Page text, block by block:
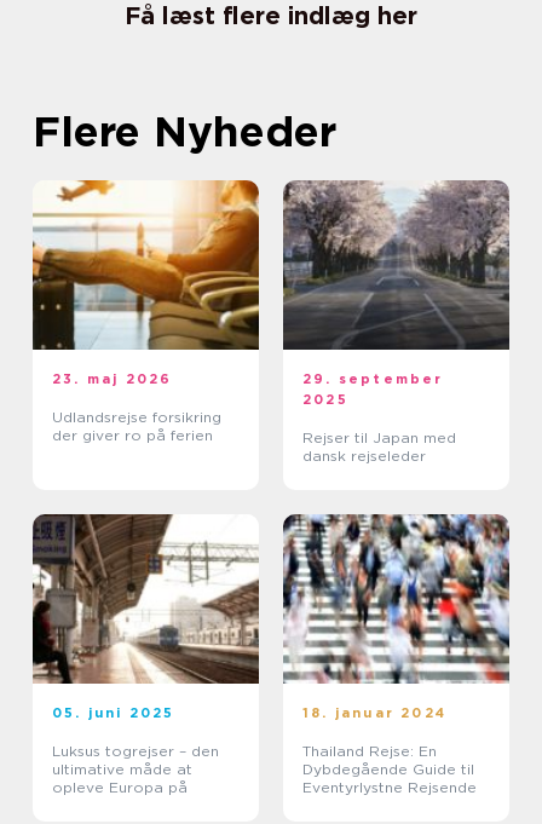
Få læst flere indlæg her
Flere Nyheder
23. maj 2026
Udlandsrejse forsikring
der giver ro på ferien
29. september
2025
Rejser til Japan med
dansk rejseleder
05. juni 2025
Luksus togrejser – den
ultimative måde at
opleve Europa på
18. januar 2024
Thailand Rejse: En
Dybdegående Guide til
Eventyrlystne Rejsende